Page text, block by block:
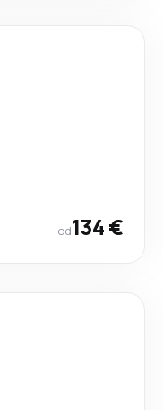
od134 €